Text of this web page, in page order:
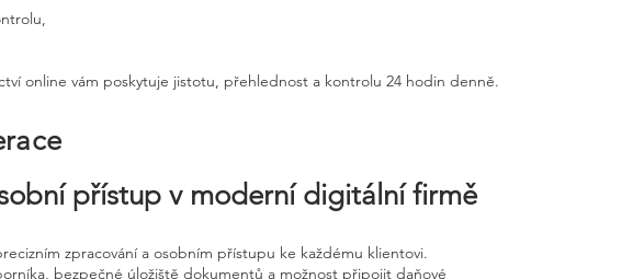
online vám poskytuje jistotu, přehlednost a kontrolu 24 hodin denně.
přístup v moderní digitální firmě
zpracování a osobním přístupu ke každému klientovi.
bezpečné úložiště dokumentů a možnost připojit daňové